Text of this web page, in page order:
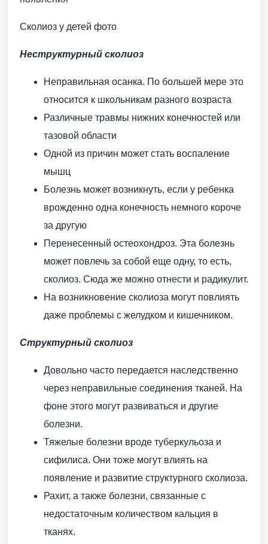
Сколиоз у детей фото
Неструктурный сколиоз
Неправильная осанка. По большей мере это
относится к школьникам разного возраста
Различные травмы нижних конечностей или
тазовой области
Одной из причин может стать воспаление
мышц
Болезнь может возникнуть, если у ребенка
врожденно одна конечность немного короче
за другую
Перенесенный остеохондроз. Эта болезнь
может повлечь за собой еще одну, то есть,
сколиоз. Сюда же можно отнести и радикулит.
На возникновение сколиоза могут повлиять
даже проблемы с желудком и кишечником.
Структурный сколиоз
Довольно часто передается наследственно
через неправильные соединения тканей. На
фоне этого могут развиваться и другие
болезни.
Тяжелые болезни вроде туберкульоза и
сифилиса. Они тоже могут влиять на
появление и развитие структурного сколиоза.
Рахит, а также болезни, связанные с
недостаточным количеством кальция в
тканях.